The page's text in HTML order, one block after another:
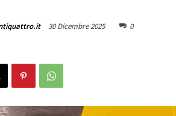
30 Dicembre 2025 0